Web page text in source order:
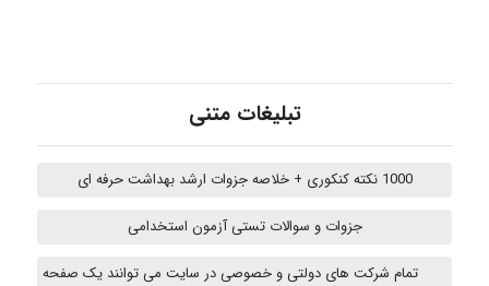
تبلیغات متنی
1000 نکته کنکوری + خلاصه جزوات ارشد بهداشت حرفه ای
جزوات و سوالات تستی آزمون استخدامی
تمام شرکت های دولتی و خصوصی در سایت می توانند یک صفحه